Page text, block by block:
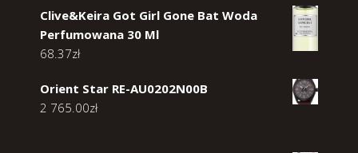
Clive&Keira Got Girl Gone Bat Woda
Perfumowana 30 Ml
68.37zł
Orient Star RE-AU0202N00B
2 765.00zł